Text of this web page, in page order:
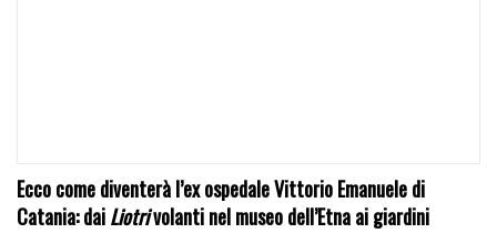
Ecco come diventerà l’ex ospedale Vittorio Emanuele di
Catania: daiLiotrivolanti nel museo dell’Etna ai giardini